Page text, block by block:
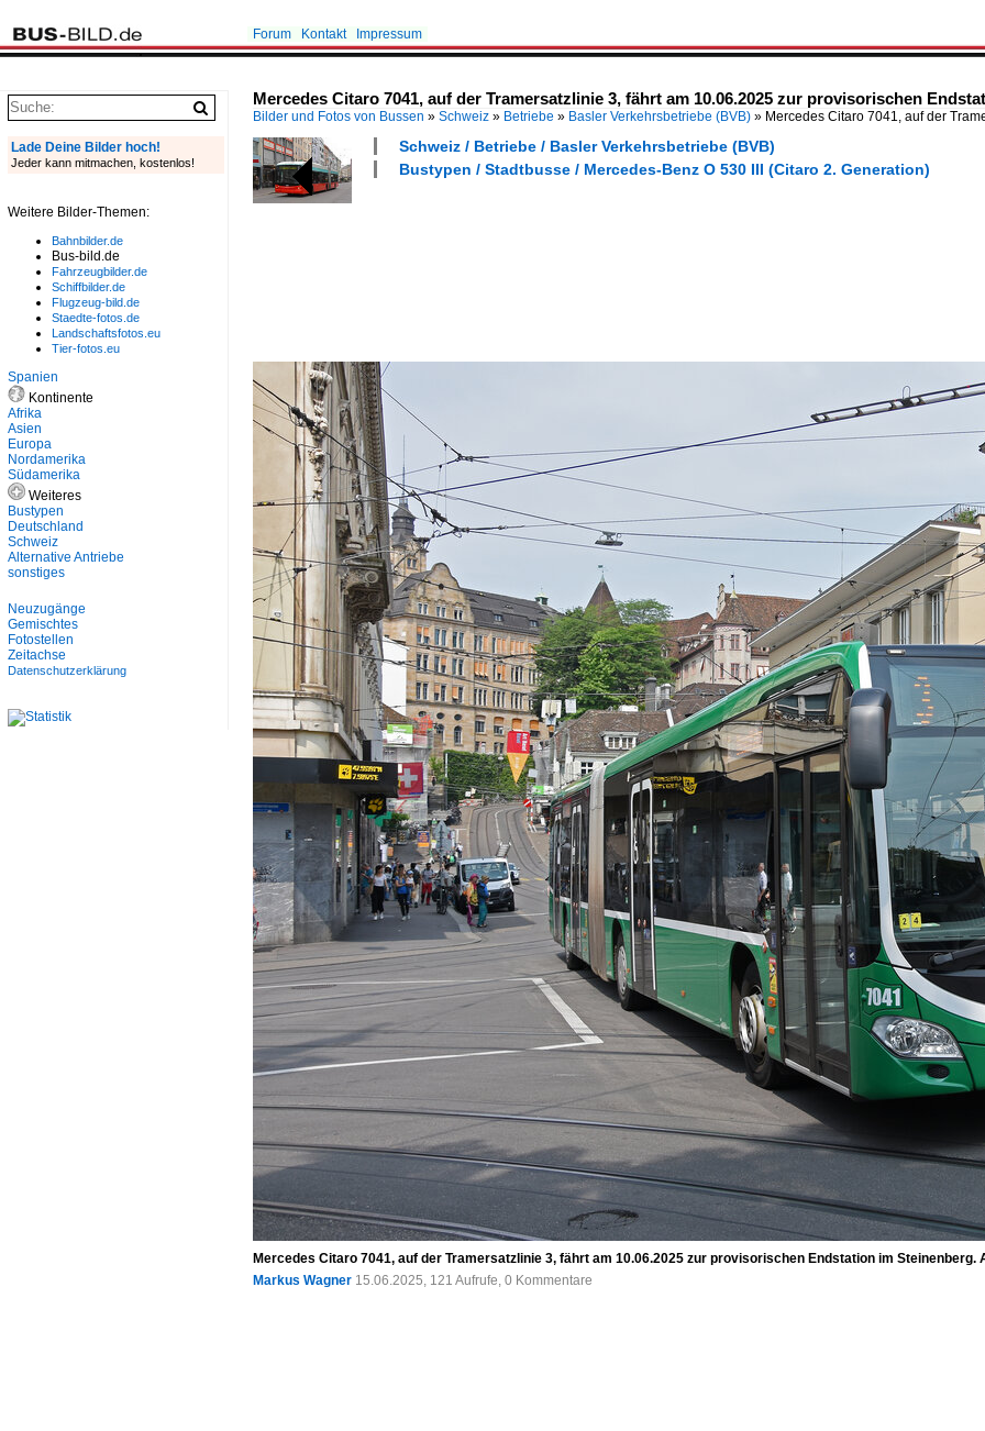
Forum Kontakt Impressum
Mercedes Citaro 7041, auf der Tramersatzlinie 3, fährt am 10.06.2025 zur provisorischen
Bilder und Fotos von Bussen » Schweiz » Betriebe » Basler Verkehrsbetriebe (BVB) » Mercedes Citaro 7041, auf der
Schweiz / Betriebe / Basler Verkehrsbetriebe (BVB)
Bustypen / Stadtbusse / Mercedes-Benz O 530 III (Citaro 2. Generation)
Mercedes Citaro 7041, auf der Tramersatzlinie 3, fährt am 10.06.2025 zur provisorischen Endstation im Steinenberg.
Markus Wagner 15.06.2025, 121 Aufrufe, 0 Kommentare
Lade Deine Bilder hoch!
Jeder kann mitmachen, kostenlos!
Weitere Bilder-Themen:
Bahnbilder.de
Bus-bild.de
Fahrzeugbilder.de
Schiffbilder.de
Flugzeug-bild.de
Staedte-fotos.de
Landschaftsfotos.eu
Tier-fotos.eu
Spanien
Kontinente
Afrika
Asien
Europa
Nordamerika
Südamerika
Weiteres
Bustypen
Deutschland
Schweiz
Alternative Antriebe
sonstiges
Neuzugänge
Gemischtes
Fotostellen
Zeitachse
Datenschutzerklärung